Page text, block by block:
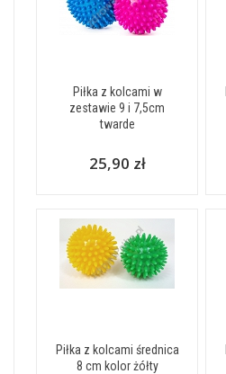
Piłka z kolcami w
zestawie 9 i 7,5cm
twarde
25,90 zł
Piłka z kolcami średnica
8 cm kolor żółty